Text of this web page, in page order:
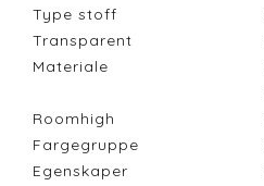
Type stoff
Transparent
Materiale
Roomhigh
Fargegruppe
Egenskaper